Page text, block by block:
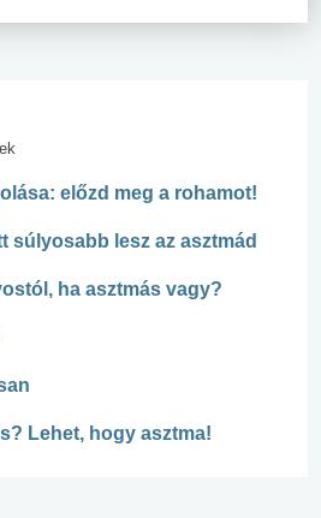
előzd meg a rohamot!
súlyosabb lesz az asztmád
ha asztmás vagy?
Lehet, hogy asztma!